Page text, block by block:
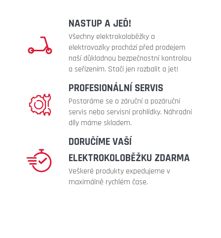
NASTUP A JEĎ!
Všechny elektrokoloběžky a
elektrovozíky prochází před prodejem
naší důkladnou bezpečnostní kontrolou
a seřízením. Stačí jen rozbalit a jet!
PROFESIONÁLNÍ SERVIS
Postaráme se o záruční a pozáruční
servis nebo servisní prohlídky. Náhradní
díly máme skladem.
DORUČÍME VAŠÍ
ELEKTROKOLOBĚŽKU ZDARMA
Veškeré produkty expedujeme v
maximálně rychlém čase.